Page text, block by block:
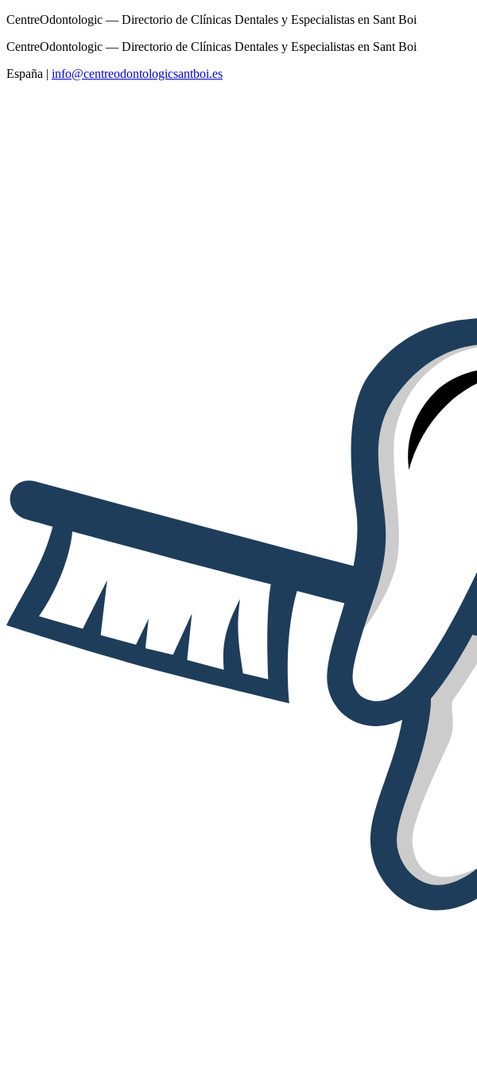
CentreOdontologic — Directorio de Clínicas Dentales y Especialistas en Sant Boi
CentreOdontologic — Directorio de Clínicas Dentales y Especialistas en Sant Boi
España | info@centreodontologicsantboi.es